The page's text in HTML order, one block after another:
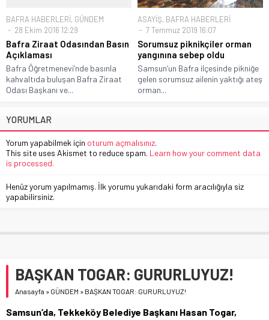
BAFRA HABERLERİ, GÜNDEM
28 Ekim 2016 12:29
Bafra Ziraat Odasından Basın
Açıklaması
Bafra Öğretmenevi’nde basınla
kahvaltıda buluşan Bafra Ziraat
Odası Başkanı ve...
ASAYİŞ, BAFRA HABERLERİ
7 Temmuz 2019 16:07
Sorumsuz piknikçiler orman
yangınına sebep oldu
Samsun’un Bafra ilçesinde pikniğe
gelen sorumsuz ailenin yaktığı ateş
orman...
YORUMLAR
Yorum yapabilmek için oturum açmalısınız.
This site uses Akismet to reduce spam. Learn how your comment data
is processed.
Henüz yorum yapılmamış. İlk yorumu yukarıdaki form aracılığıyla siz
yapabilirsiniz.
BAŞKAN TOGAR: GURURLUYUZ!
Anasayfa » GÜNDEM » BAŞKAN TOGAR: GURURLUYUZ!
Samsun’da, Tekkeköy Belediye Başkanı Hasan Togar,